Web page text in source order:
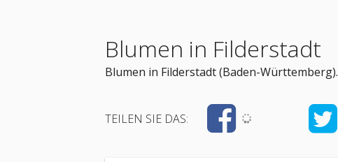
Blumen in Filderstadt
Blumen in Filderstadt (Baden-Württemberg).
TEILEN SIE DAS: